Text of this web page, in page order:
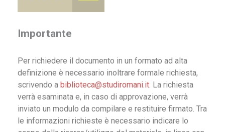
Importante
Per richiedere il documento in un formato ad alta
definizione è necessario inoltrare formale richiesta,
scrivendo a biblioteca@studiromani.it. La richiesta
verrà esaminata e, in caso di approvazione, verrà
inviato un modulo da compilare e restituire firmato. Tra
le informazioni richieste è necessario indicare lo